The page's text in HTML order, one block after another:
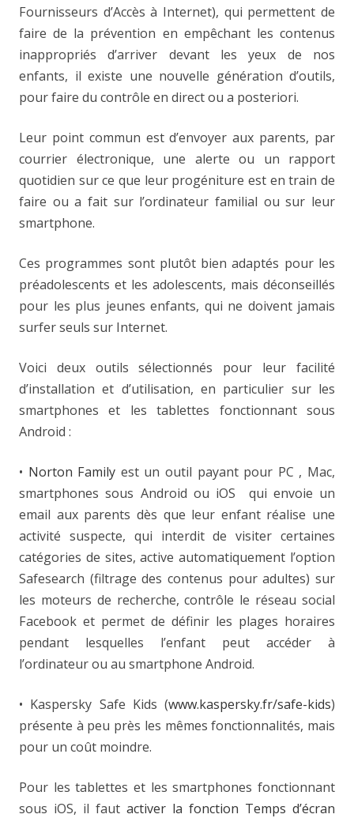
Fournisseurs d’Accès à Internet), qui permettent de
faire de la prévention en empêchant les contenus
inappropriés d’arriver devant les yeux de nos
enfants, il existe une nouvelle génération d’outils,
pour faire du contrôle en direct ou a posteriori.
Leur point commun est d’envoyer aux parents, par
courrier électronique, une alerte ou un rapport
quotidien sur ce que leur progéniture est en train de
faire ou a fait sur l’ordinateur familial ou sur leur
smartphone.
Ces programmes sont plutôt bien adaptés pour les
préadolescents et les adolescents, mais déconseillés
pour les plus jeunes enfants, qui ne doivent jamais
surfer seuls sur Internet.
Voici deux outils sélectionnés pour leur facilité
d’installation et d’utilisation, en particulier sur les
smartphones et les tablettes fonctionnant sous
Android :
• Norton Family est un outil payant pour PC , Mac,
smartphones sous Android ou iOS qui envoie un
email aux parents dès que leur enfant réalise une
activité suspecte, qui interdit de visiter certaines
catégories de sites, active automatiquement l’option
Safesearch (filtrage des contenus pour adultes) sur
les moteurs de recherche, contrôle le réseau social
Facebook et permet de définir les plages horaires
pendant lesquelles l’enfant peut accéder à
l’ordinateur ou au smartphone Android.
• Kaspersky Safe Kids (www.kaspersky.fr/safe-kids)
présente à peu près les mêmes fonctionnalités, mais
pour un coût moindre.
Pour les tablettes et les smartphones fonctionnant
sous iOS, il faut activer la fonction Temps d’écran